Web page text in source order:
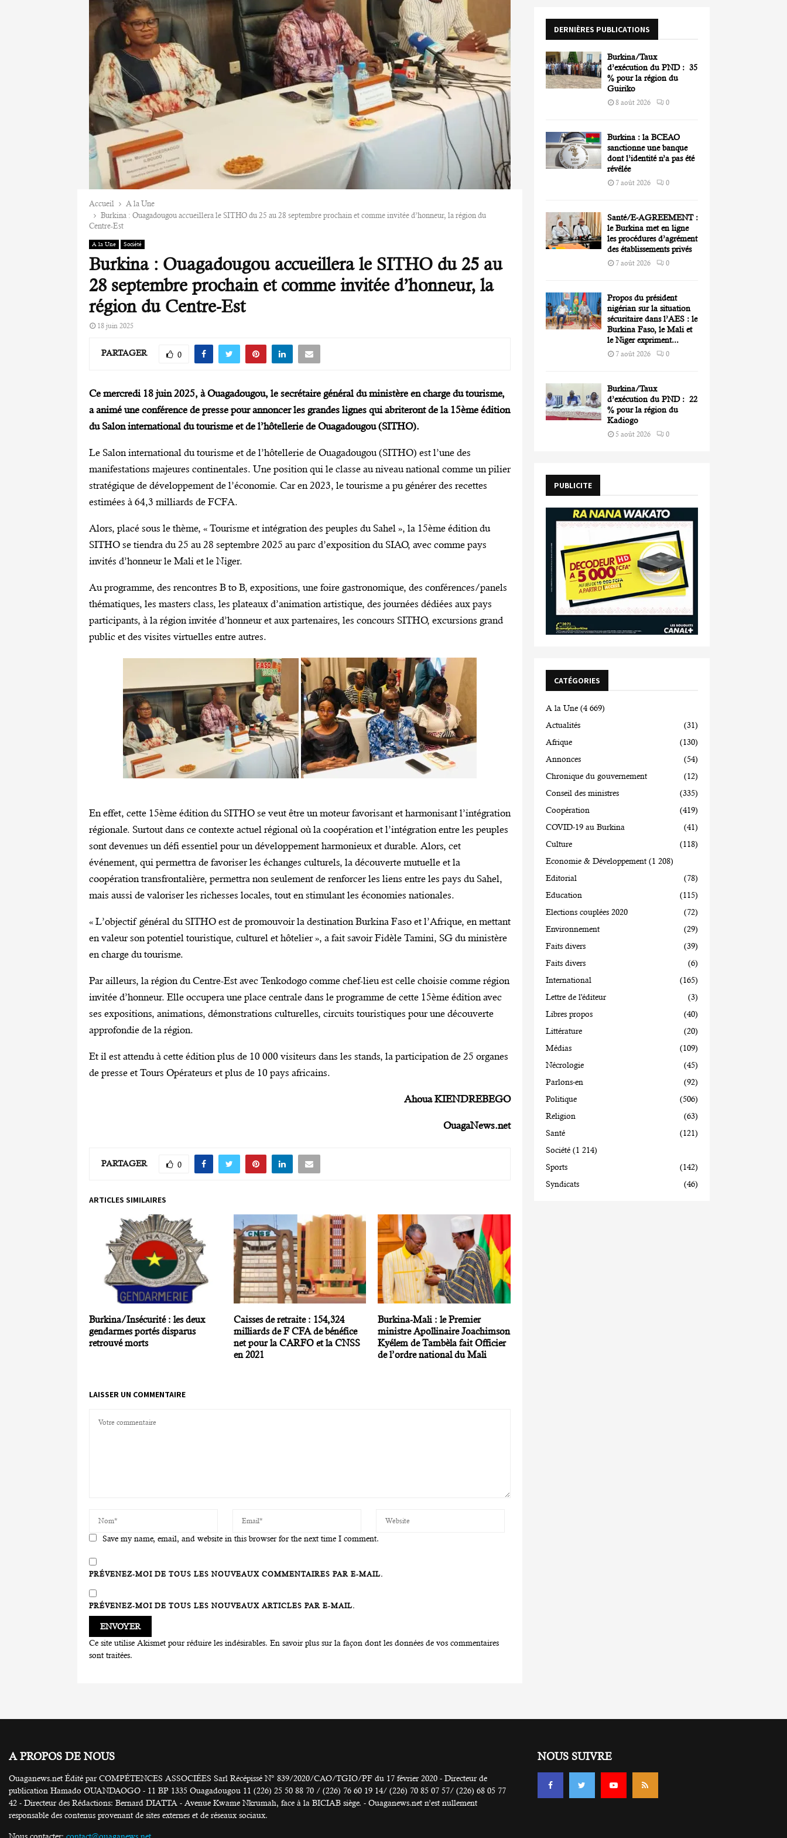
Accueil
A la Une
Burkina : Ouagadougou accueillera le SITHO du 25 au 28 septembre prochain et comme invitée d’honneur, la région du
Centre-Est
A la Une Société
Burkina : Ouagadougou accueillera le SITHO du 25 au
28 septembre prochain et comme invitée d’honneur, la
région du Centre-Est
18 juin 2025
PARTAGER 0
Ce mercredi 18 juin 2025, à Ouagadougou, le secrétaire général du ministère en charge du tourisme,
a animé une conférence de presse pour annoncer les grandes lignes qui abriteront de la 15ème édition
du Salon international du tourisme et de l’hôtellerie de Ouagadougou (SITHO).
Le Salon international du tourisme et de l’hôtellerie de Ouagadougou (SITHO) est l’une des
manifestations majeures continentales. Une position qui le classe au niveau national comme un pilier
stratégique de développement de l’économie. Car en 2023, le tourisme a pu générer des recettes
estimées à 64,3 milliards de FCFA.
Alors, placé sous le thème, « Tourisme et intégration des peuples du Sahel », la 15ème édition du
SITHO se tiendra du 25 au 28 septembre 2025 au parc d’exposition du SIAO, avec comme pays
invités d’honneur le Mali et le Niger.
Au programme, des rencontres B to B, expositions, une foire gastronomique, des conférences/panels
thématiques, les masters class, les plateaux d’animation artistique, des journées dédiées aux pays
participants, à la région invitée d’honneur et aux partenaires, les concours SITHO, excursions grand
public et des visites virtuelles entre autres.
En effet, cette 15ème édition du SITHO se veut être un moteur favorisant et harmonisant l’intégration
régionale. Surtout dans ce contexte actuel régional où la coopération et l’intégration entre les peuples
sont devenues un défi essentiel pour un développement harmonieux et durable. Alors, cet
événement, qui permettra de favoriser les échanges culturels, la découverte mutuelle et la
coopération transfrontalière, permettra non seulement de renforcer les liens entre les pays du Sahel,
mais aussi de valoriser les richesses locales, tout en stimulant les économies nationales.
« L’objectif général du SITHO est de promouvoir la destination Burkina Faso et l’Afrique, en mettant
en valeur son potentiel touristique, culturel et hôtelier », a fait savoir Fidèle Tamini, SG du ministère
en charge du tourisme.
Par ailleurs, la région du Centre-Est avec Tenkodogo comme chef-lieu est celle choisie comme région
invitée d’honneur. Elle occupera une place centrale dans le programme de cette 15ème édition avec
ses expositions, animations, démonstrations culturelles, circuits touristiques pour une découverte
approfondie de la région.
Et il est attendu à cette édition plus de 10 000 visiteurs dans les stands, la participation de 25 organes
de presse et Tours Opérateurs et plus de 10 pays africains.
Ahoua KIENDREBEGO
OuagaNews.net
PARTAGER 0
ARTICLES SIMILAIRES
Burkina/Insécurité : les deux
gendarmes portés disparus
retrouvé morts
Caisses de retraite : 154,324
milliards de F CFA de bénéfice
net pour la CARFO et la CNSS
en 2021
Burkina-Mali : le Premier
ministre Apollinaire Joachimson
Kyélem de Tambèla fait Officier
de l’ordre national du Mali
LAISSER UN COMMENTAIRE
Save my name, email, and website in this browser for the next time I comment.
PRÉVENEZ-MOI DE TOUS LES NOUVEAUX COMMENTAIRES PAR E-MAIL.
PRÉVENEZ-MOI DE TOUS LES NOUVEAUX ARTICLES PAR E-MAIL.
Ce site utilise Akismet pour réduire les indésirables. En savoir plus sur la façon dont les données de vos commentaires
sont traitées.
r
H
DERNIÈRES PUBLICATIONS
Burkina/Taux
d’exécution du PND : 35
% pour la région du
Guiriko
8 août 2026 0
Burkina : la BCEAO
sanctionne une banque
dont l’identité n’a pas été
révélée
7 août 2026 0
Santé/E-AGREEMENT :
le Burkina met en ligne
les procédures d’agrément
des établissements privés
7 août 2026 0
Propos du président
nigérian sur la situation
sécuritaire dans l’AES : le
Burkina Faso, le Mali et
le Niger expriment...
7 août 2026 0
Burkina/Taux
d’exécution du PND : 22
% pour la région du
Kadiogo
5 août 2026 0
PUBLICITE
CATÉGORIES
A la Une (4 669)
Actualités
(31)
Afrique
(130)
Annonces
(54)
Chronique du gouvernement
(12)
Conseil des ministres
(335)
Coopération
(419)
COVID-19 au Burkina
(41)
Culture
(118)
Economie & Développement (1 208)
Editorial
(78)
Education
(115)
Elections couplées 2020
(72)
Environnement
(29)
Faits divers
(39)
Faits divers
(6)
International
(165)
Lettre de l'éditeur
(3)
Libres propos
(40)
Littérature
(20)
Médias
(109)
Nécrologie
(45)
Parlons-en
(92)
Politique
(506)
Religion
(63)
Santé
(121)
Société (1 214)
Sports
(142)
Syndicats
(46)
A PROPOS DE NOUS
Ouaganews.net Édité par COMPÉTENCES ASSOCIÉES Sarl Récépissé N° 839/2020/CAO/TGIO/PF du 17 février 2020 - Directeur de
publication Hamado OUANDAOGO - 11 BP 1335 Ouagadougou 11 (226) 25 50 88 70 / (226) 76 60 19 14/ (226) 70 85 07 57/ (226) 68 05 77
42 - Directeur des Rédactions: Bernard DIATTA - Avenue Kwame Nkrumah, face à la BICIAB siège. - Ouaganews.net n’est nullement
responsable des contenus provenant de sites externes et de réseaux sociaux.
Nous contacter: contact@ouaganews.net
NOUS SUIVRE